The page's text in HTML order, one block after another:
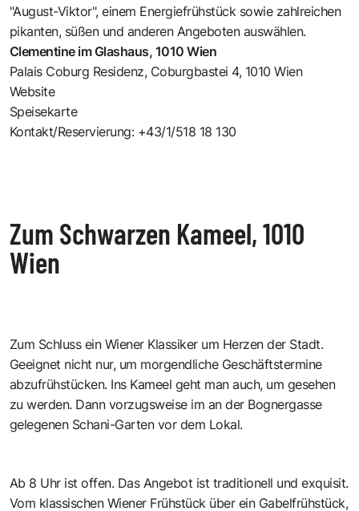
"August-Viktor", einem Energiefrühstück sowie zahlreichen
pikanten, süßen und anderen Angeboten auswählen.
Clementine im Glashaus, 1010 Wien
Palais Coburg Residenz, Coburgbastei 4, 1010 Wien
Website
Speisekarte
Kontakt/Reservierung: +43/1/518 18 130
Zum Schwarzen Kameel, 1010
Wien
Zum Schluss ein Wiener Klassiker um Herzen der Stadt.
Geeignet nicht nur, um morgendliche Geschäftstermine
abzufrühstücken. Ins Kameel geht man auch, um gesehen
zu werden. Dann vorzugsweise im an der Bognergasse
gelegenen Schani-Garten vor dem Lokal.
Ab 8 Uhr ist offen. Das Angebot ist traditionell und exquisit.
Vom klassischen Wiener Frühstück über ein Gabelfrühstück,